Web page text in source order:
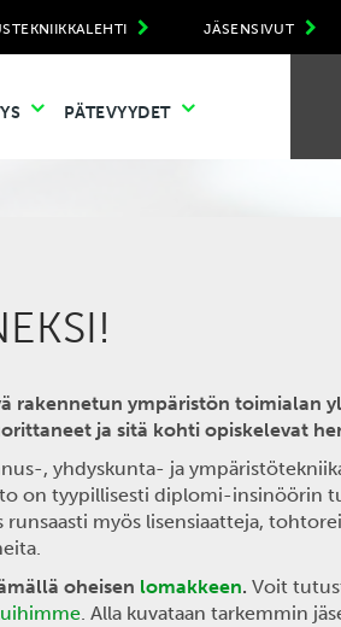
JÄSENSIVUT
PÄTEVYYDET
rakennetun ympäristön toimialan
ja sitä kohti opiskelevat
, yhdyskunta- ja
on tyypillisesti diplomi-insinöörin
myös lisensiaatteja,
oheisen lomakkeen. Voit
. Alla kuvataan tarkemmin